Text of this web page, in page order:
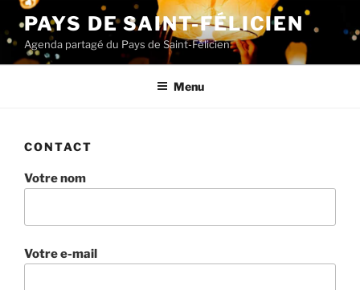
Aller
au
contenu
principal
PAYS DE SAINT-FÉLICIEN
Agenda partagé du Pays de Saint-Félicien
Menu
CONTACT
Votre nom
Votre e-mail